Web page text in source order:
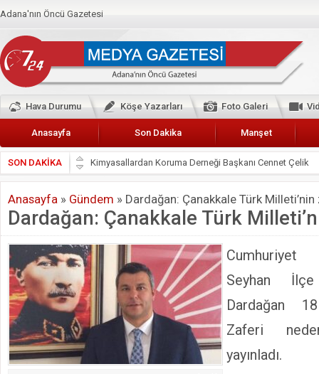
Adana'nın Öncü Gazetesi
Hava Durumu Köşe Yazarları Foto Galeri
Anasayfa Son Dakika Manşet
SON DAKİKA
Başkan Güler’den Başkan Karalar’a hizmet çağrısı
Lokantacılar ve Kebapçılar Esnaf Odası Başkanı Şefik
Hak-İş Abdurrahman Yücel
HDP İL BİNASININ ÖNÜNDE ANNELER TARİH
CEYHAN TİCARET ODASI
Hainler emellerine asla erişemeyecekler
BÖLGEMİZ ÇUKUROVA’DA 2019 YILI PAMUK
İyi Parti Yüreğir İlçe Başkanı Enis Akyürek
Kimyasallardan Koruma Derneği Başkanı Cennet Çelik
Anasayfa » Gündem » Dardağan: Çanakkale Türk
Dardağan: Çanakkale Türk
Cumhuriyet
Seyhan
Dardağan
Zaferi
yayınladı.